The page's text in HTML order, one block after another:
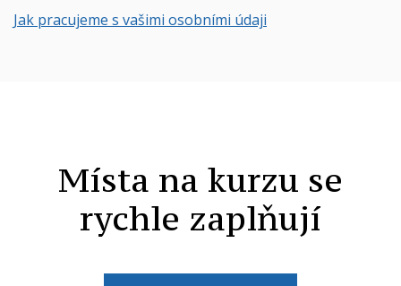
Jak pracujeme s vašimi osobními údaji
Místa na kurzu se
rychle zaplňují